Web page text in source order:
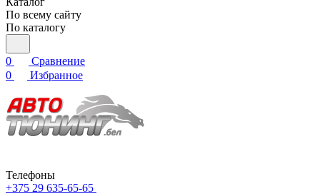
По всему сайту
По каталогу
0
Сравнение
0
Избранное
Телефоны
+375 29 635-65-65